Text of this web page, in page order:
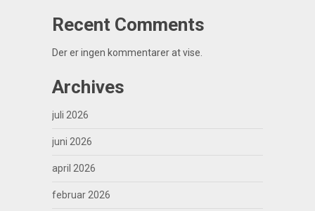
Recent Comments
Der er ingen kommentarer at vise.
Archives
juli 2026
juni 2026
april 2026
februar 2026